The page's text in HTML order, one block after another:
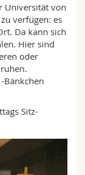
Universität von
verfügen: es
Da kann sich
Hier sind
oder
Bänkchen
Sitz-